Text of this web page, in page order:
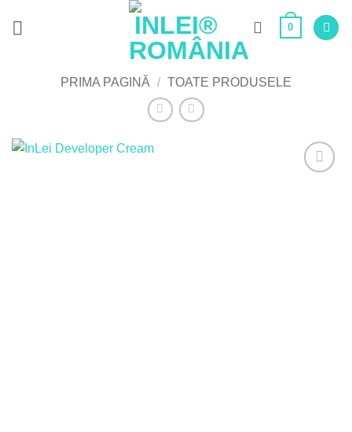
0
PRIMA PAGINĂ / TOATE PRODUSELE